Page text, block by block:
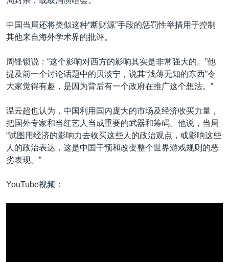
中国当局还将类似这种“断财源”手段的惩罚性举措用于控制
其他来自海外学术界的批评。
周锋锁说：“这个影响对西方的影响其实是非常强大的。”他
提及前一个讨论话题中的贝淡宁，说其“浅薄无知的东西”令
大家觉得有趣，是因为背后有一个政府在推广这个想法。”
温云超也认为，中国利用国内庞大的市场及经济收买力量，
把国外专家和当红艺人当成重要的武器和筹码。他说，当局
“试图用经济的影响力去收买这些人的政治观点，或影响这些
人的政治表达，这是中国干预和改变整个世界游戏规则的恶
劣表现。”
YouTube视频：